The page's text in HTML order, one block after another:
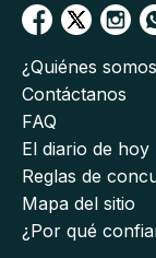
¿Quiénes
Contáctanos
FAQ
El diario de hoy
Reglas de
Mapa del sitio
¿Por qué